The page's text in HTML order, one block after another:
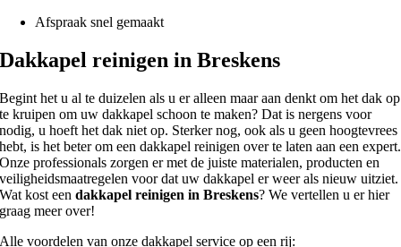
Afspraak snel gemaakt
Dakkapel reinigen in Breskens
Begint het u al te duizelen als u er alleen maar aan denkt om het dak op
te kruipen om uw dakkapel schoon te maken? Dat is nergens voor
nodig, u hoeft het dak niet op. Sterker nog, ook als u geen hoogtevrees
hebt, is het beter om een dakkapel reinigen over te laten aan een expert.
Onze professionals zorgen er met de juiste materialen, producten en
veiligheidsmaatregelen voor dat uw dakkapel er weer als nieuw uitziet.
Wat kost eendakkapel reinigen in Breskens? We vertellen u er hier
graag meer over!
Alle voordelen van onze dakkapel service op een rij: